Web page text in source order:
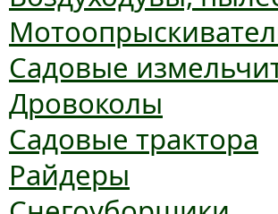
Садовые
Дровоколы
Садовые трактора
Райдеры